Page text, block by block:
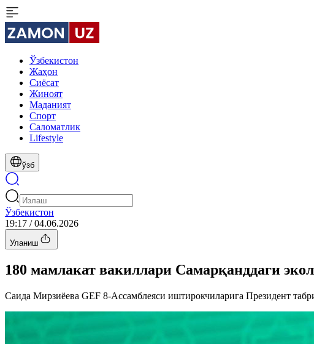
Ўзбекистон
Жаҳон
Сиёсат
Жиноят
Маданият
Спорт
Cаломатлик
Lifestyle
ўзб
Ўзбекистон
19:17 / 04.06.2026
Уланиш
180 мамлакат вакиллари Самарқанддаги
Саида Мирзиёева GEF 8-Ассамблеяси иштирокчиларига Президент